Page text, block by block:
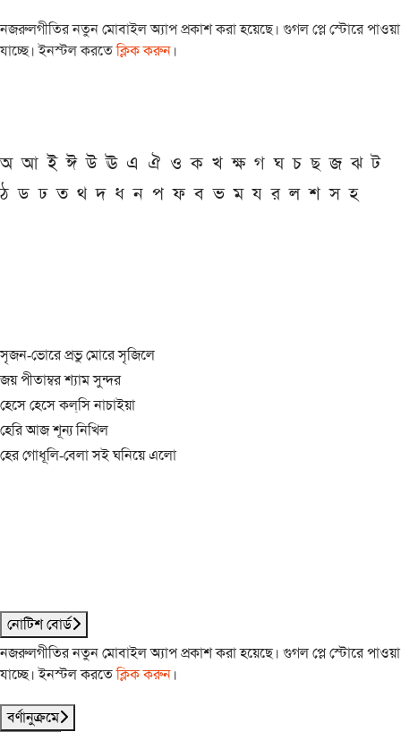
নজরুলগীতির নতুন মোবাইল অ্যাপ প্রকাশ করা হয়েছে। গুগল প্লে স্টোরে পাওয়া
যাচ্ছে। ইনস্টল করতেক্লিক করুন।
অ আ ই ঈ উ ঊ এ ঐ ও ক খ ক্ষ গ ঘ চ ছ জ ঝ ট
ঠ ড ঢ ত থ দ ধ ন প ফ ব ভ ম য র ল শ স হ
সৃজন-ভোরে প্রভু মোরে সৃজিলে
জয় পীতাম্বর শ্যাম সুন্দর
হেসে হেসে কল্‌সি নাচাইয়া
হেরি আজ শূন্য নিখিল
হের গোধূলি-বেলা সই ঘনিয়ে এলো
নোটিশ বোর্ড
নজরুলগীতির নতুন মোবাইল অ্যাপ প্রকাশ করা হয়েছে। গুগল প্লে স্টোরে পাওয়া
যাচ্ছে। ইনস্টল করতেক্লিক করুন।
বর্ণানুক্রমে